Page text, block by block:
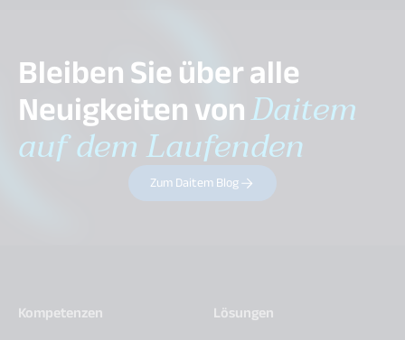
Bleiben Sie über alle
Neuigkeiten vonDaitem
auf dem Laufenden
Zum Daitem Blog
Kompetenzen
Lösungen